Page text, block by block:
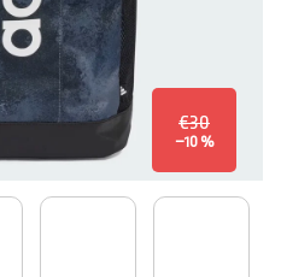
€30
–10 %